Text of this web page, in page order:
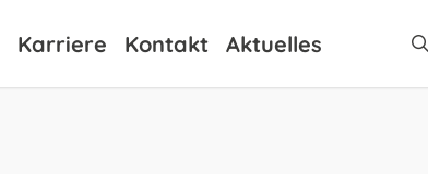
Karriere Kontakt Aktuelles